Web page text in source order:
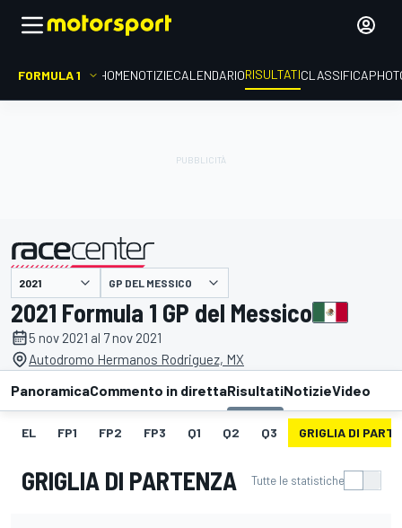
FORMULA 1 HOMENOTIZIECALENDARIORISULTATICLASSIFICA
presentato da GP DEL MESSICO
2021 Formula 1 GP del Messico
5 nov 2021 al 7 nov 2021
Autodromo Hermanos Rodriguez, MX
PanoramicaCommento in direttaRisultatiNotizieVideo
EL FP1 FP2 FP3 Q1 Q2 Q3 GRIGLIA DI
GRIGLIA DI PARTENZA Tutte le statistiche